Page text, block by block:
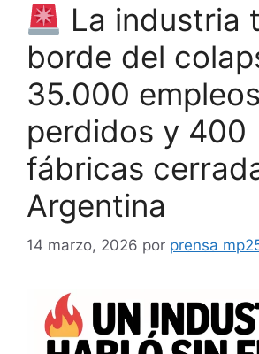
La industria
borde del
35.000 empleos
perdidos y 400
fábricas
Argentina
14 marzo, 2026 por prensa